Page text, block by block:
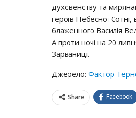
духовенству та
героїв Небесної Сотні,
блаженного Василія
А проти ночі на 20
Зарваниці.
Джерело: Фактор
Share Facebook